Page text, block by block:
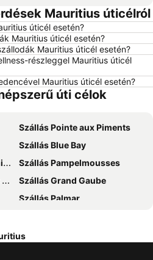
Szállás Abbázia
Szállás Alicante
Szállás Sharm el-Sheikh
Szállás Nizza
Szállás Krk-sziget
Szállás Málta
Szállás Szlovénia
Szállás Tenerife
Szállás Török Riviéra
Mauritius úticélról
úticél esetén?
Mauritius úticél esetén?
Mauritius úticél esetén?
részleggel Mauritius úticél
Mauritius úticél esetén?
úti célok
Szállás Pointe aux Piments
Szállás Blue Bay
Szállás Pampelmousses
Szállás Grand Gaube
Szállás Palmar
Szállás Quatre Bornes